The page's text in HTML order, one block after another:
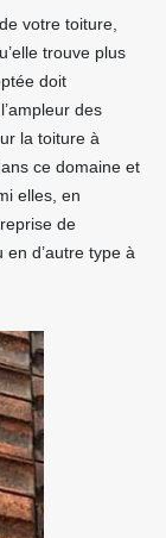
votre toiture,
trouve plus
doit
des
la toiture à
ce domaine et
elles, en
de
d’autre type à